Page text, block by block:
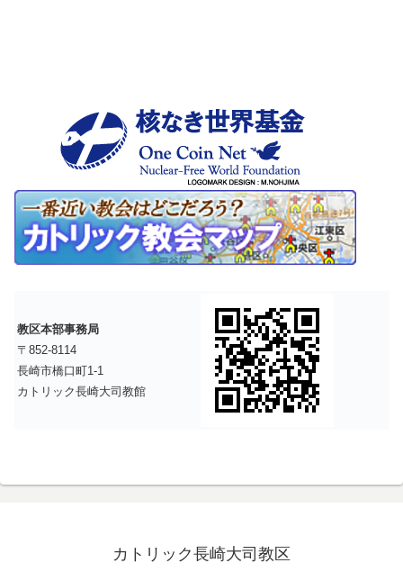
教区本部事務局
〒852-8114
長崎市橋口町1-1
カトリック長崎大司教館
カトリック長崎大司教区